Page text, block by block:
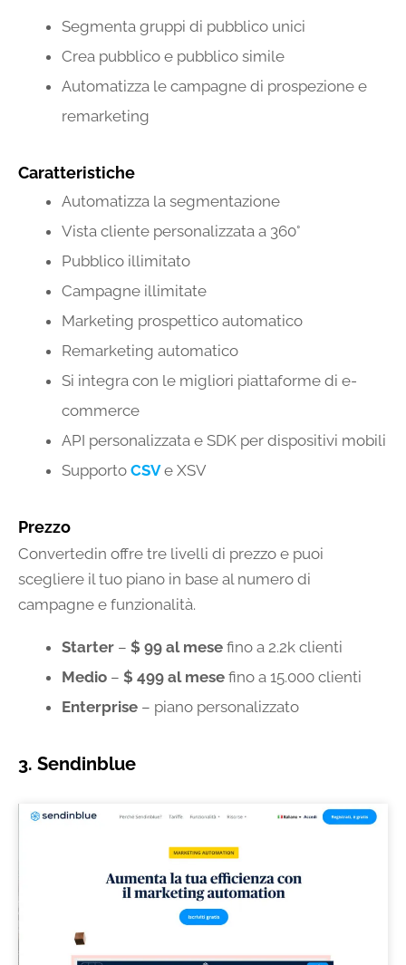
Segmenta gruppi di pubblico unici
Crea pubblico e pubblico simile
Automatizza le campagne di prospezione e
remarketing
Caratteristiche
Automatizza la segmentazione
Vista cliente personalizzata a 360°
Pubblico illimitato
Campagne illimitate
Marketing prospettico automatico
Remarketing automatico
Si integra con le migliori piattaforme di e-
commerce
API personalizzata e SDK per dispositivi mobili
Supporto CSVe XSV
Prezzo
Convertedin offre tre livelli di prezzo e puoi
scegliere il tuo piano in base al numero di
campagne e funzionalità.
Starter – $ 99 al mese fino a 2.2k clienti
Medio – $ 499 al mese fino a 15.000 clienti
Enterprise – piano personalizzato
3. Sendinblue